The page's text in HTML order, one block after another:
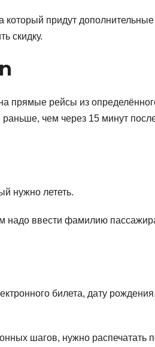
который придут
скидку.
прямые рейсы из
чем через 15 минут
нужно лететь.
надо ввести фамилию
билета, дату
шагов, нужно распечатать